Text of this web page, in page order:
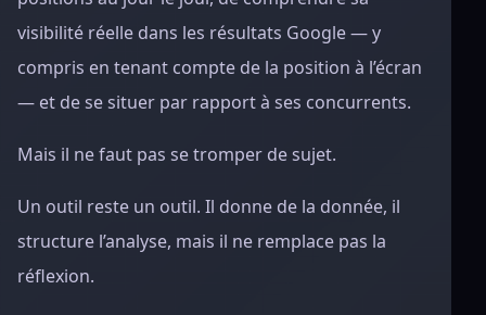
visibilité réelle dans les résultats Google — y
compris en tenant compte de la position à l’écran
— et de se situer par rapport à ses concurrents.
Mais il ne faut pas se tromper de sujet.
Un outil reste un outil. Il donne de la donnée, il
structure l’analyse, mais il ne remplace pas la
réflexion.